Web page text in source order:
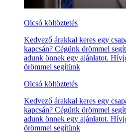
Olcsó költöztetés
Kedvező árakkal keres egy
kapcsán? Cégünk örömmel
adunk önnek egy ajánlatot.
örömmel segítünk
Olcsó költöztetés
Kedvező árakkal keres egy
kapcsán? Cégünk örömmel
adunk önnek egy ajánlatot.
örömmel segítünk